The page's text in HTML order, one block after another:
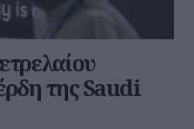
της Saudi